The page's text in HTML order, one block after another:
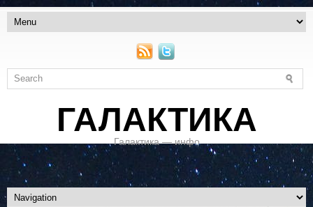
ГАЛАКТИКА
Галактика — инфо